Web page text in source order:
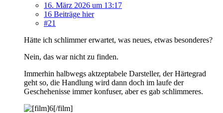
16. März 2026 um 13:17
16 Beiträge hier
#21
Hätte ich schlimmer erwartet, was neues, etwas besonderes?
Nein, das war nicht zu finden.
Immerhin halbwegs aktzeptabele Darsteller, der Härtegrad
geht so, die Handlung wird dann doch im laufe der
Geschehenisse immer konfuser, aber es gab schlimmeres.